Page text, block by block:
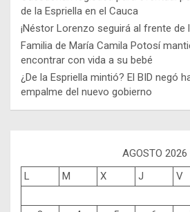
de la Espriella en el Cauca
¡Néstor Lorenzo seguirá al frente de
Familia de María Camila Potosí
encontrar con vida a su bebé
¿De la Espriella mintió? El BID negó
empalme del nuevo gobierno
AGOSTO 2026
L
M X J V